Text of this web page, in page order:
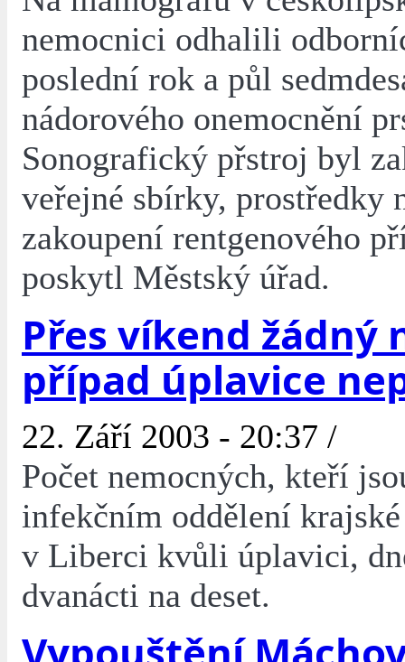
nemocnici odhalili
poslední rok a půl
nádorového onemocnění
Sonografický přstroj byl
veřejné sbírky, prostředky
zakoupení rentgenového
poskytl Městský úřad.
Přes víkend žádný
případ úplavice
22. Září 2003 - 20:37 /
Počet nemocných, kteří
infekčním oddělení
v Liberci kvůli úplavici,
dvanácti na deset.